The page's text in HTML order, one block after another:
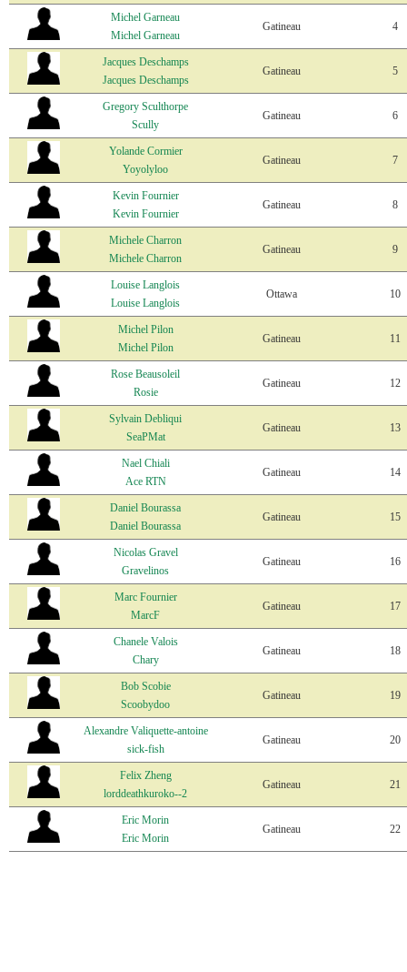
Michel Garneau
Michel Garneau
Gatineau 4
Jacques Deschamps
Jacques Deschamps
Gatineau 5
Gregory Sculthorpe
Scully
Gatineau 6
Yolande Cormier
Yoyolyloo
Gatineau 7
Kevin Fournier
Kevin Fournier
Gatineau 8
Michele Charron
Michele Charron
Gatineau 9
Louise Langlois
Louise Langlois
Ottawa 10
Michel Pilon
Michel Pilon
Gatineau 11
Rose Beausoleil
Rosie
Gatineau 12
Sylvain Debliqui
SeaPMat
Gatineau 13
Nael Chiali
Ace RTN
Gatineau 14
Daniel Bourassa
Daniel Bourassa
Gatineau 15
Nicolas Gravel
Gravelinos
Gatineau 16
Marc Fournier
MarcF
Gatineau 17
Chanele Valois
Chary
Gatineau 18
Bob Scobie
Scoobydoo
Gatineau 19
Alexandre Valiquette-antoine
sick-fish
Gatineau 20
Felix Zheng
lorddeathkuroko--2
Gatineau 21
Eric Morin
Eric Morin
Gatineau 22